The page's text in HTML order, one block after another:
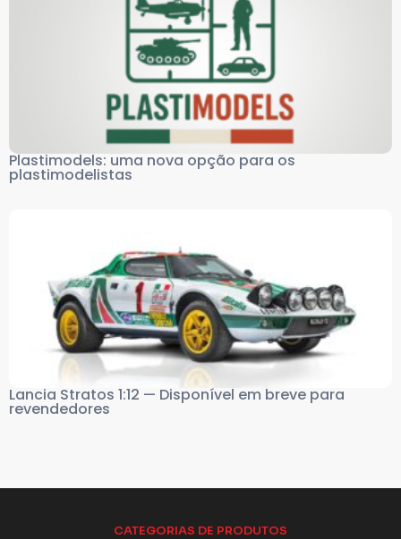
Plastimodels: uma nova opção para os
plastimodelistas
Lancia Stratos 1:12 — Disponível em breve para
revendedores
CATEGORIAS DE PRODUTOS